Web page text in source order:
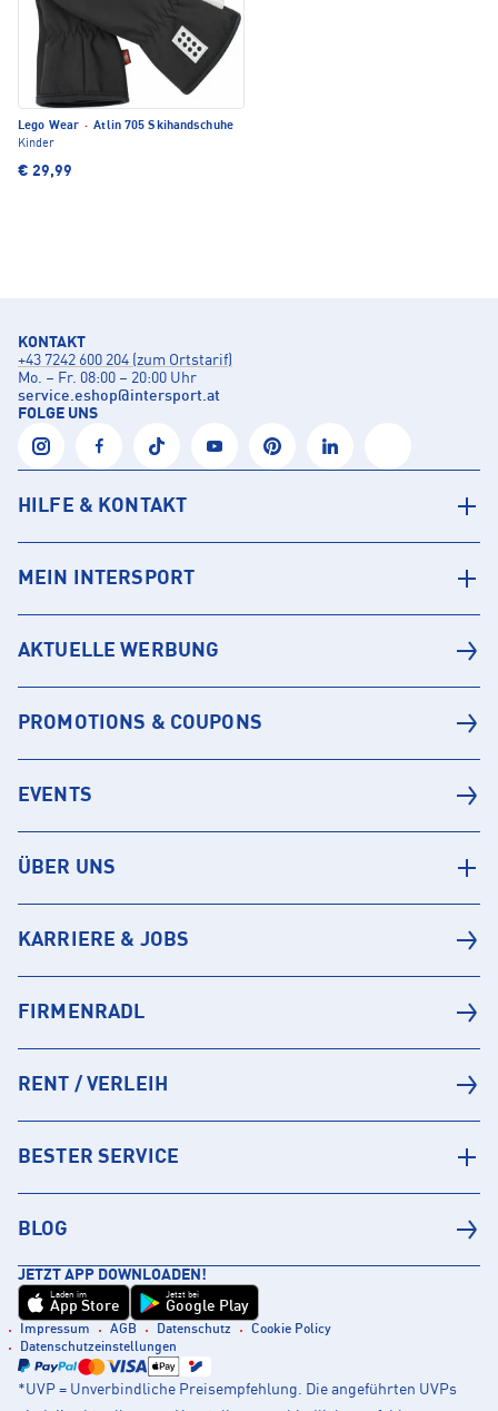
Lego Wear · Atlin 705 Skihandschuhe
Kinder
€ 29,99
KONTAKT
+43 7242 600 204 (zum Ortstarif)
Mo. – Fr. 08:00 – 20:00 Uhr
service.eshop@intersport.at
FOLGE UNS
HILFE & KONTAKT
MEIN INTERSPORT
AKTUELLE WERBUNG
PROMOTIONS & COUPONS
EVENTS
ÜBER UNS
KARRIERE & JOBS
FIRMENRADL
RENT / VERLEIH
BESTER SERVICE
BLOG
JETZT APP DOWNLOADEN!
Laden im
App Store
Jetzt bei
Google Play
Impressum AGB Datenschutz
Cookie Policy
Datenschutzeinstellungen
*UVP = Unverbindliche Preisempfehlung. Die angeführten UVPs